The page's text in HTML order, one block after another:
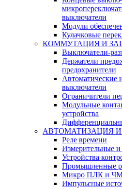
выключатели
Модули
Кулачковые
КОММУТАЦИЯ И
Выключатели-
Держатели
предохранители
Автоматические
выключатели
Ограничители
Модульные
устройства
АВТОМАТИЗАЦИЯ
Реле времени
Измерительные и
Устройства
Промышленные
Микро ПЛК и
Импульсные